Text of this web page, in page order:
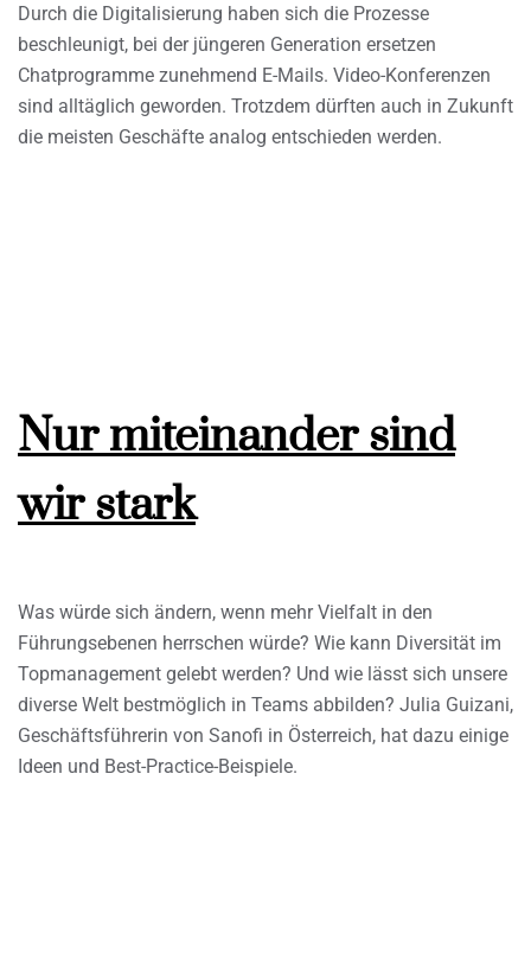
Durch die Digitalisierung haben sich die Prozesse
beschleunigt, bei der jüngeren Generation ersetzen
Chatprogramme zunehmend E-Mails. Video-Konferenzen
sind alltäglich geworden. Trotzdem dürften auch in Zukunft
die meisten Geschäfte analog entschieden werden.
Nur miteinander sind
wir stark
Was würde sich ändern, wenn mehr Vielfalt in den
Führungsebenen herrschen würde? Wie kann Diversität im
Topmanagement gelebt werden? Und wie lässt sich unsere
diverse Welt bestmöglich in Teams abbilden? Julia Guizani,
Geschäftsführerin von Sanofi in Österreich, hat dazu einige
Ideen und Best-Practice-Beispiele.